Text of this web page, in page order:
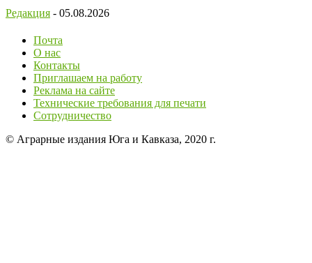
Редакция - 05.08.2026
Почта
О нас
Контакты
Приглашаем на работу
Реклама на сайте
Технические требования для печати
Сотрудничество
© Аграрные издания Юга и Кавказа, 2020 г.